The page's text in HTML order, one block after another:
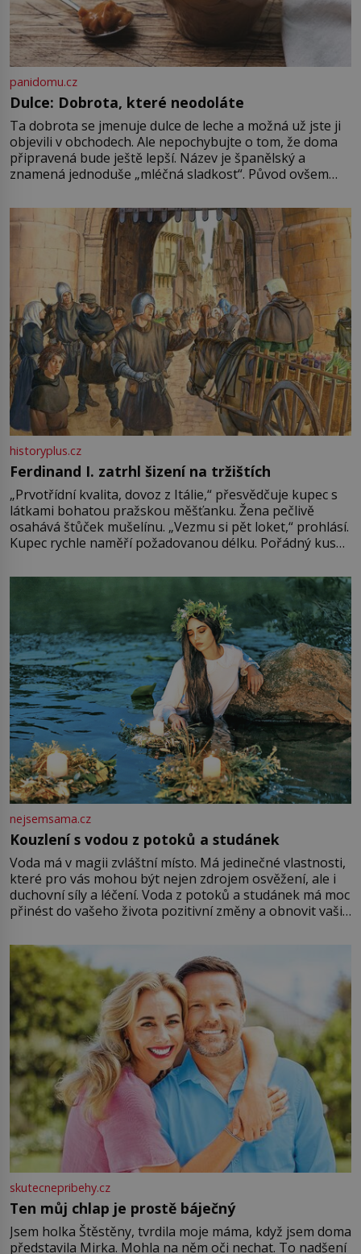
panidomu.cz
Dulce: Dobrota, které neodoláte
Ta dobrota se jmenuje dulce de leche a možná už jste ji
objevili v obchodech. Ale nepochybujte o tom, že doma
připravená bude ještě lepší. Název je španělský a
znamená jednoduše „mléčná sladkost“. Původ ovšem
pře hned několik latinskoamerických zemí a k tomu
Francie, kde se traduje,
historyplus.cz
Ferdinand I. zatrhl šizení na tržištích
„Prvotřídní kvalita, dovoz z Itálie,“ přesvědčuje kupec s
látkami bohatou pražskou měšťanku. Žena pečlivě
osahává štůček mušelínu. „Vezmu si pět loket,“ prohlásí.
Kupec rychle naměří požadovanou délku. Pořádný kus
milostpaní. Stačí jenom na sukni,“ zhodnotí švadlena
množství růžového mušelínu. „Ošidili vás, podívejte.“
Vezme do ruky dřevěnou
nejsemsama.cz
Kouzlení s vodou z potoků a studánek
Voda má v magii zvláštní místo. Má jedinečné vlastnosti,
které pro vás mohou být nejen zdrojem osvěžení, ale i
duchovní síly a léčení. Voda z potoků a studánek má moc
přinést do vašeho života pozitivní změny a obnovit vaši
můžete obohatit své rituály a přinést do svého života
větší harmonii a klid. Je důležité
skutecnepribehy.cz
Ten můj chlap je prostě báječný
Jsem holka Štěstěny, tvrdila moje máma, když jsem doma
představila Mirka. Mohla na něm oči nechat. To nadšení